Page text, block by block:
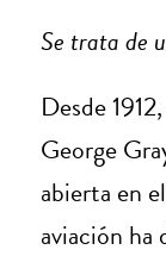
Se trata de
Desde
George
abierta en
aviación ha